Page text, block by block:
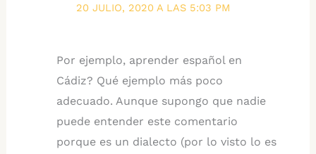
20 JULIO, 2020 A LAS 5:03 PM
Por ejemplo, aprender español en
Cádiz? Qué ejemplo más poco
adecuado. Aunque supongo que nadie
puede entender este comentario
porque es un dialecto (por lo visto lo es